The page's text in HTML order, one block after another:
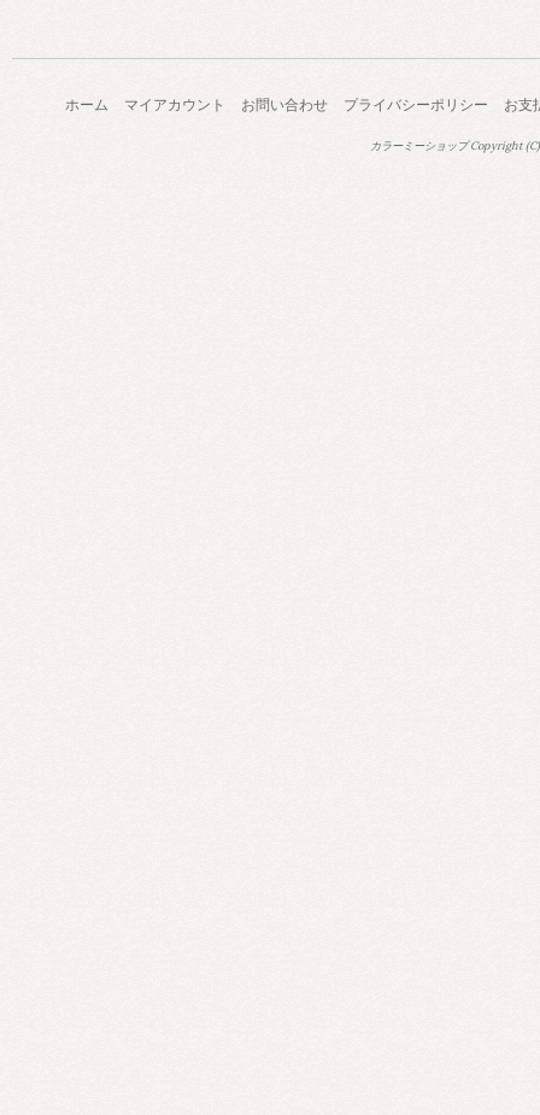
ホーム マイアカウント お問い合わせ プライバシーポリシー お支
カラーミーショップCopyright